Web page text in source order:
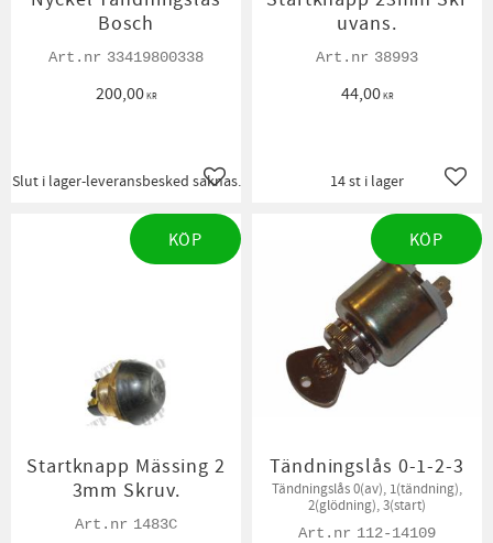
Bosch
33419800338
200,00KR
Lägg till i favoriter
Slut i lager-leveransbesked saknas.
uvans.
38993
44,00KR
14 st i lager
Startknapp Mässing 2
3mm Skruv.
1483C
KÖP
Tändningslås 0-1-2-3
Tändningslås 0(av), 1(tändning),
2(glödning), 3(start)
112-14109
KÖP